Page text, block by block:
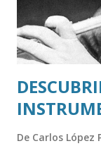
electrónico
vídeos sobre la
De Carlos López